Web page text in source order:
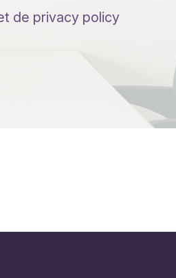
de privacy policy